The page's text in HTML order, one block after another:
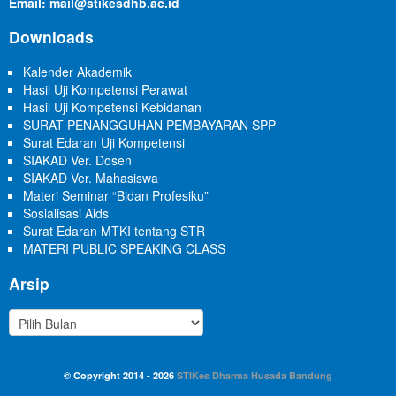
Downloads
Kalender Akademik
Hasil Uji Kompetensi Perawat
Hasil Uji Kompetensi Kebidanan
SURAT PENANGGUHAN PEMBAYARAN SPP
Surat Edaran Uji Kompetensi
SIAKAD Ver. Dosen
SIAKAD Ver. Mahasiswa
Materi Seminar “Bidan Profesiku”
Sosialisasi Aids
Surat Edaran MTKI tentang STR
MATERI PUBLIC SPEAKING CLASS
Arsip
© Copyright 2014 - 2026 STIKes Dharma Husada Bandung